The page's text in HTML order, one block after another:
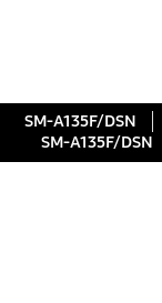
SM-A135F/DSN
SM-A135F/DSN